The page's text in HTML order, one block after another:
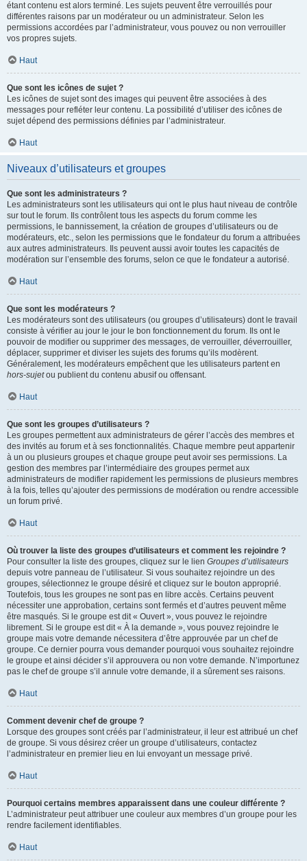
étant contenu est alors terminé. Les sujets peuvent être verrouillés pour
différentes raisons par un modérateur ou un administrateur. Selon les
permissions accordées par l’administrateur, vous pouvez ou non verrouiller
vos propres sujets.
Haut
Que sont les icônes de sujet ?
Les icônes de sujet sont des images qui peuvent être associées à des
messages pour refléter leur contenu. La possibilité d’utiliser des icônes de
sujet dépend des permissions définies par l’administrateur.
Haut
Niveaux d’utilisateurs et groupes
Que sont les administrateurs ?
Les administrateurs sont les utilisateurs qui ont le plus haut niveau de contrôle
sur tout le forum. Ils contrôlent tous les aspects du forum comme les
permissions, le bannissement, la création de groupes d’utilisateurs ou de
modérateurs, etc., selon les permissions que le fondateur du forum a attribuées
aux autres administrateurs. Ils peuvent aussi avoir toutes les capacités de
modération sur l’ensemble des forums, selon ce que le fondateur a autorisé.
Haut
Que sont les modérateurs ?
Les modérateurs sont des utilisateurs (ou groupes d’utilisateurs) dont le travail
consiste à vérifier au jour le jour le bon fonctionnement du forum. Ils ont le
pouvoir de modifier ou supprimer des messages, de verrouiller, déverrouiller,
déplacer, supprimer et diviser les sujets des forums qu’ils modèrent.
Généralement, les modérateurs empêchent que les utilisateurs partent en
hors-sujetou publient du contenu abusif ou offensant.
Haut
Que sont les groupes d’utilisateurs ?
Les groupes permettent aux administrateurs de gérer l’accès des membres et
des invités au forum et à ses fonctionnalités. Chaque membre peut appartenir
à un ou plusieurs groupes et chaque groupe peut avoir ses permissions. La
gestion des membres par l’intermédiaire des groupes permet aux
administrateurs de modifier rapidement les permissions de plusieurs membres
à la fois, telles qu’ajouter des permissions de modération ou rendre accessible
un forum privé.
Haut
Où trouver la liste des groupes d’utilisateurs et comment les rejoindre ?
Pour consulter la liste des groupes, cliquez sur le lien Groupes d’utilisateurs
depuis votre panneau de l’utilisateur. Si vous souhaitez rejoindre un des
groupes, sélectionnez le groupe désiré et cliquez sur le bouton approprié.
Toutefois, tous les groupes ne sont pas en libre accès. Certains peuvent
nécessiter une approbation, certains sont fermés et d’autres peuvent même
être masqués. Si le groupe est dit « Ouvert », vous pouvez le rejoindre
librement. Si le groupe est dit « À la demande », vous pouvez rejoindre le
groupe mais votre demande nécessitera d’être approuvée par un chef de
groupe. Ce dernier pourra vous demander pourquoi vous souhaitez rejoindre
le groupe et ainsi décider s’il approuvera ou non votre demande. N’importunez
pas le chef de groupe s’il annule votre demande, il a sûrement ses raisons.
Haut
Comment devenir chef de groupe ?
Lorsque des groupes sont créés par l’administrateur, il leur est attribué un chef
de groupe. Si vous désirez créer un groupe d’utilisateurs, contactez
l’administrateur en premier lieu en lui envoyant un message privé.
Haut
Pourquoi certains membres apparaissent dans une couleur différente ?
L’administrateur peut attribuer une couleur aux membres d’un groupe pour les
rendre facilement identifiables.
Haut